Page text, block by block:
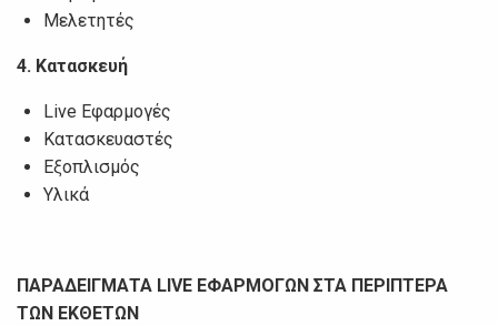
Μελετητές
4. Κατασκευή
Live Εφαρμογές
Κατασκευαστές
Εξοπλισμός
Υλικά
ΠΑΡΑΔΕΙΓΜΑΤΑ LIVE ΕΦΑΡΜΟΓΩΝ ΣΤΑ ΠΕΡΙΠΤΕΡΑ
ΤΩΝ ΕΚΘΕΤΩΝ